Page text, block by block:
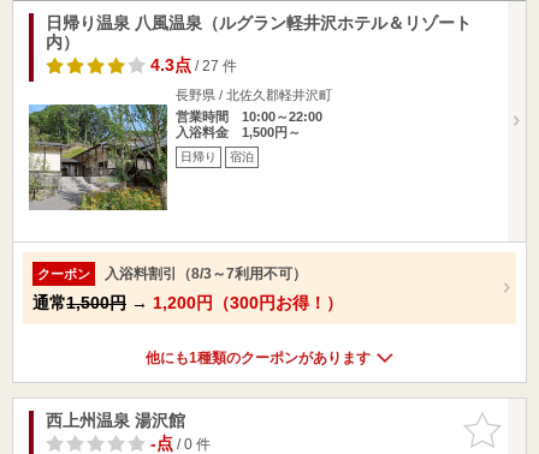
日帰り温泉 八風温泉（ルグラン軽井沢ホテル＆リゾート
内）
4.3点/ 27 件
長野県 / 北佐久郡軽井沢町
営業時間 10:00～22:00
入浴料金 1,500円～
日帰り 宿泊
クーポン 入浴料割引（8/3～7利用不可）
通常1,500円 → 1,200円（300円お得！）
他にも1種類のクーポンがあります
お気に入
りに追加
西上州温泉 湯沢館
-点/ 0 件